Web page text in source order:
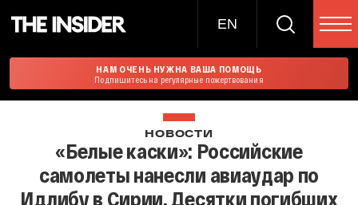
EN
НАМ ОЧЕНЬ НУЖНА ВАША ПОМОЩЬ
Подпишитесь на регулярные пожертвования
НОВОСТИ
«Белые каски»: Российские
самолеты нанесли авиаудар по
Идлибу в Сирии. Десятки погибших